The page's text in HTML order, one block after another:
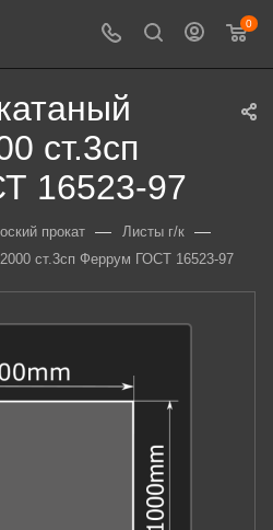
0
ст.3сп
16523-97
прокат — Листы г/к —
ст.3сп Феррум ГОСТ 16523-97